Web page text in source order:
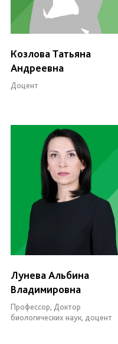
Козлова Татьяна
Андреевна
Доцент
Лунева Альбина
Владимировна
Профессор, Доктор
биологических наук, доцент